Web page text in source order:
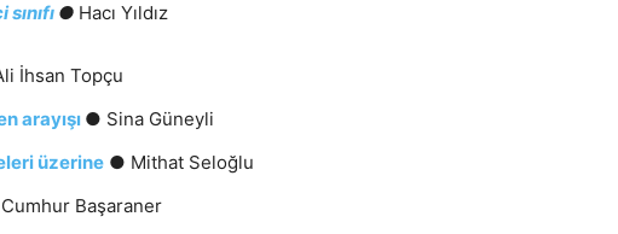
● Hacı Yıldız
İhsan Topçu
arayışı ● Sina Güneyli
üzerine ● Mithat Seloğlu
Başaraner